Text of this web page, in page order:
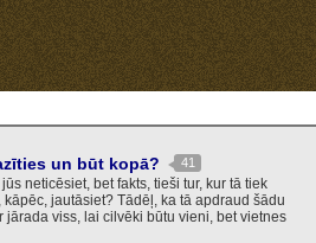
un būt kopā? 41
neticēsiet, bet fakts, tieši tur, kur tā tiek
jautāsiet? Tādēļ, ka tā apdraud šādu
jārada viss, lai cilvēki būtu vieni, bet vietnes